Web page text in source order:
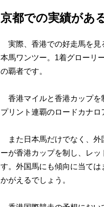
京都での実績があ
実際、香港での好走馬を見
本馬ワンツー。1着グローリ
の覇者です。
香港マイルと香港カップを
プリント連覇のロードカナロ
また日本馬だけでなく、外
ーが香港カップを制し、レ
す。外国馬にも傾向に当て
かがえるでしょう。